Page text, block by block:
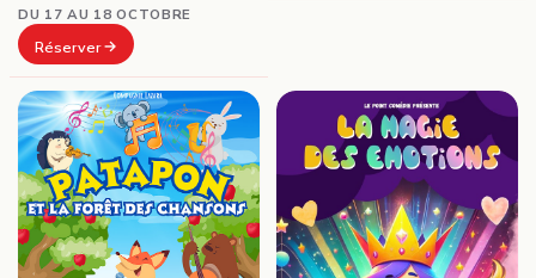
DU 17 AU 18 OCTOBRE
Réserver